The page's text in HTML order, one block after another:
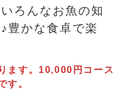
ろんなお魚の知
豊かな食卓で楽
ます。10,000円コース
す。